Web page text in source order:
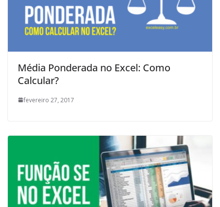
Média Ponderada no Excel: Como
Calcular?
fevereiro 27, 2017